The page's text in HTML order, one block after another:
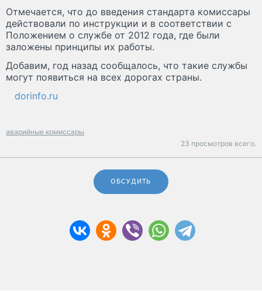
Отмечается, что до введения стандарта комиссары
действовали по инструкции и в соответствии с
Положением о службе от 2012 года, где были
заложены принципы их работы.
Добавим, год назад сообщалось, что такие службы
могут появиться на всех дорогах страны.
dorinfo.ru
аварийные комиссары
23 просмотров всего.
ОБСУДИТЬ